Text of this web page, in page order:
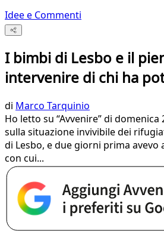
Idee e Commenti
I bimbi di Lesbo e il
intervenire di chi ha
di Marco Tarquinio
Ho letto su “Avvenire” di
sulla situazione invivibile dei
di Lesbo, e due giorni prima avevo
con cui...